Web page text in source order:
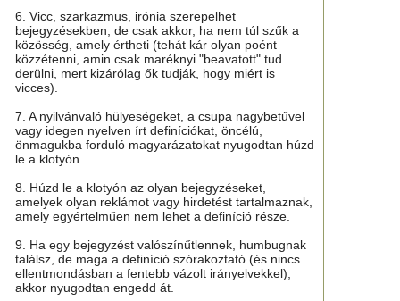
6. Vicc, szarkazmus, irónia szerepelhet
bejegyzésekben, de csak akkor, ha nem túl szűk a
közösség, amely értheti (tehát kár olyan poént
közzétenni, amin csak maréknyi "beavatott" tud
derülni, mert kizárólag ők tudják, hogy miért is
vicces).
7. A nyilvánvaló hülyeségeket, a csupa nagybetűvel
vagy idegen nyelven írt definíciókat, öncélú,
önmagukba forduló magyarázatokat nyugodtan húzd
le a klotyón.
8. Húzd le a klotyón az olyan bejegyzéseket,
amelyek olyan reklámot vagy hirdetést tartalmaznak,
amely egyértelműen nem lehet a definíció része.
9. Ha egy bejegyzést valószínűtlennek, humbugnak
találsz, de maga a definíció szórakoztató (és nincs
ellentmondásban a fentebb vázolt irányelvekkel),
akkor nyugodtan engedd át.